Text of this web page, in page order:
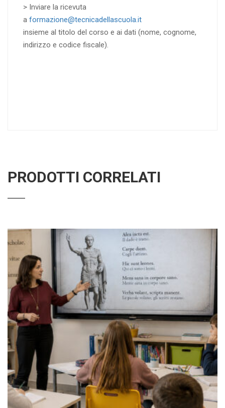
> Inviare la ricevuta
a formazione@tecnicadellascuola.it
insieme al titolo del corso e ai dati (nome, cognome,
indirizzo e codice fiscale).
PRODOTTI CORRELATI